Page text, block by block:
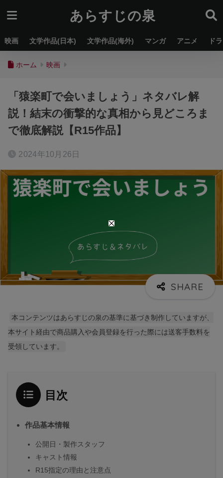
あらすじの泉
映画 文学作品(日本) 文学作品(海外) マンガ アニメ ド
ホーム 映画
「猿楽町で会いましょう」ネタバレ解
説！結末の衝撃的な真相から見どころま
で徹底解説【R15作品】
2024年10月26日
本コンテンツはあらすじの泉の基準に基づき制作していますが、
本サイト経由で商品購入や会員登録を行った際には送客手数料を
受領しています。
目次
作品基本情報
公開日・製作スタッフ
キャスト情報
R15指定の理由と注意点